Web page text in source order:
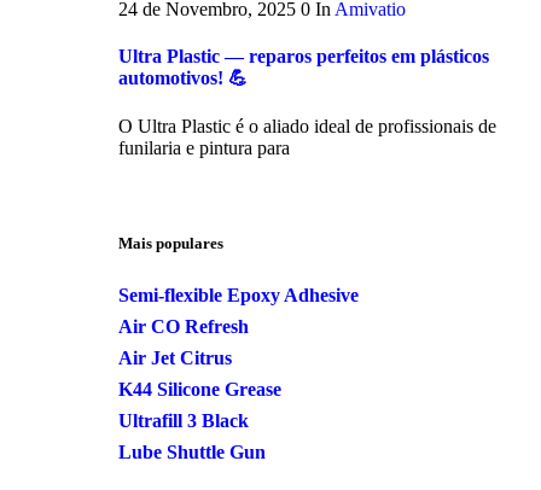
24 de Novembro, 2025 0 In Amivatio
Ultra Plastic — reparos perfeitos em plásticos
automotivos! 💪
O Ultra Plastic é o aliado ideal de profissionais de
funilaria e pintura para
Mais populares
Semi-flexible Epoxy Adhesive
Air CO Refresh
Air Jet Citrus
K44 Silicone Grease
Ultrafill 3 Black
Lube Shuttle Gun